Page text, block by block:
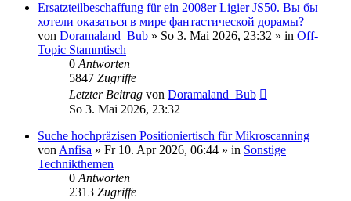
Ersatzteilbeschaffung für ein 2008er Ligier JS50. Вы бы
хотели оказаться в мире фантастической дорамы?
von Doramaland_Bub » So 3. Mai 2026, 23:32 » in Off-
Topic Stammtisch
0Antworten
5847 Zugriffe
Letzter Beitrag von Doramaland_Bub
So 3. Mai 2026, 23:32
Suche hochpräzisen Positioniertisch für Mikroscanning
vonAnfisa » Fr 10. Apr 2026, 06:44 » in Sonstige
Technikthemen
0Antworten
2313 Zugriffe